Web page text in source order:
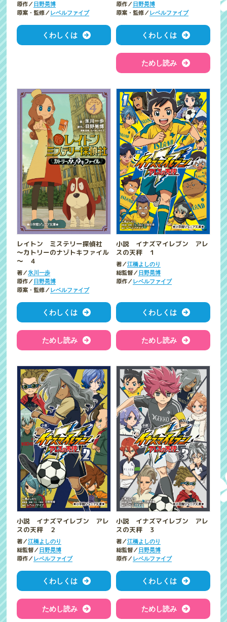
原作／ 日野晃博
原案・監修／レベルファイブ
くわしくは
原作／ 日野晃博
原案・監修／レベルファイブ
くわしくは
ためし読み
レイトン ミステリー探偵社
～カトリーのナゾトキファイル
～ ４
著／氷川一歩
原作／ 日野晃博
原案・監修／レベルファイブ
くわしくは
ためし読み
小説 イナズマイレブン アレ
スの天秤 １
著／江橋よしのり
総監督／ 日野晃博
原作／レベルファイブ
くわしくは
ためし読み
小説 イナズマイレブン アレ
スの天秤 ２
著／江橋よしのり
総監督／ 日野晃博
原作／レベルファイブ
くわしくは
ためし読み
小説 イナズマイレブン アレ
スの天秤 ３
著／江橋よしのり
総監督／ 日野晃博
原作／レベルファイブ
くわしくは
ためし読み